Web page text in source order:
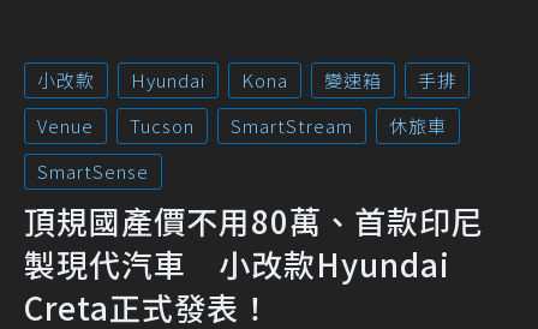
小改款 Hyundai Kona 變速箱
手排
Venue
Tucson SmartStream
休旅車
SmartSense
頂規國產價不用80萬、首款印尼
製現代汽車 小改款Hyundai
Creta正式發表！